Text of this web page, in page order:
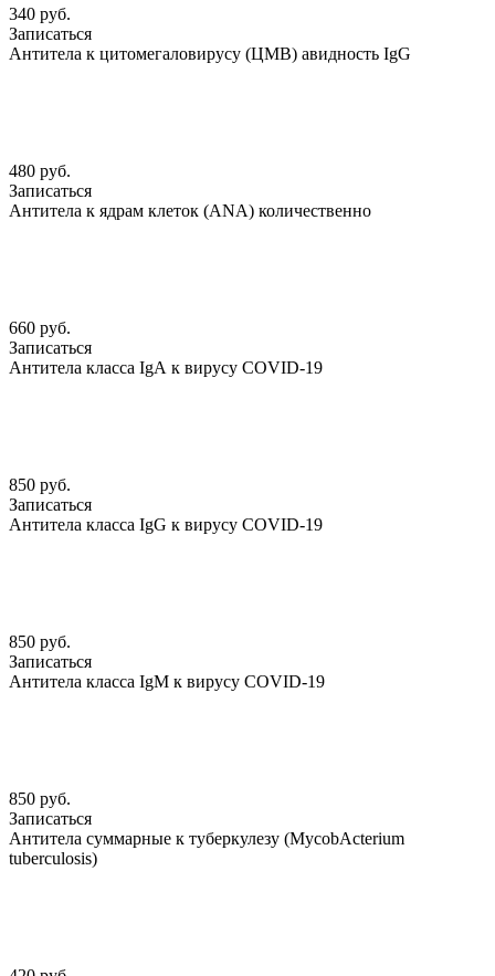
340 руб.
Записаться
Антитела к цитомегаловирусу (ЦМВ) авидность IgG
480 руб.
Записаться
Антитела к ядрам клеток (АNА) количественно
660 руб.
Записаться
Антитела класса IgА к вирусу COVID-19
850 руб.
Записаться
Антитела класса IgG к вирусу COVID-19
850 руб.
Записаться
Антитела класса IgM к вирусу COVID-19
850 руб.
Записаться
Антитела суммарные к туберкулезу (MycobАcterium
tuberculosis)